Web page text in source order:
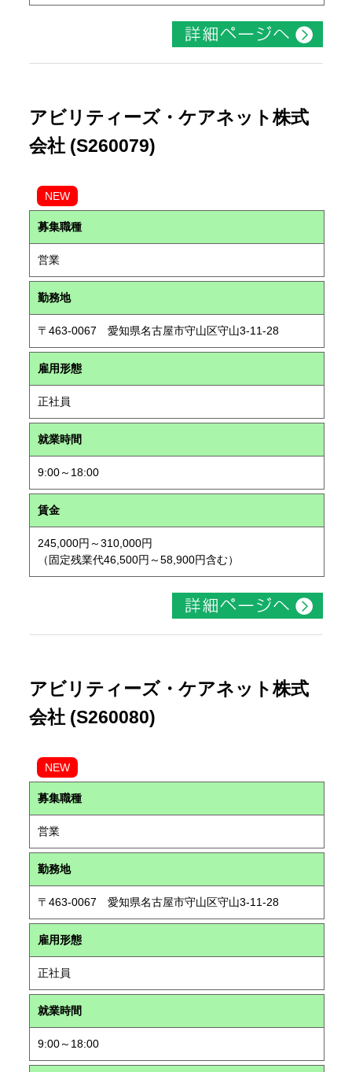
アビリティーズ・ケアネット株式
会社 (S260079)
NEW
募集職種
営業
勤務地
〒463-0067 愛知県名古屋市守山区守山3-11-28
雇用形態
正社員
就業時間
9:00～18:00
賃金
245,000円～310,000円
（固定残業代46,500円～58,900円含む）
アビリティーズ・ケアネット株式
会社 (S260080)
NEW
募集職種
営業
勤務地
〒463-0067 愛知県名古屋市守山区守山3-11-28
雇用形態
正社員
就業時間
9:00～18:00